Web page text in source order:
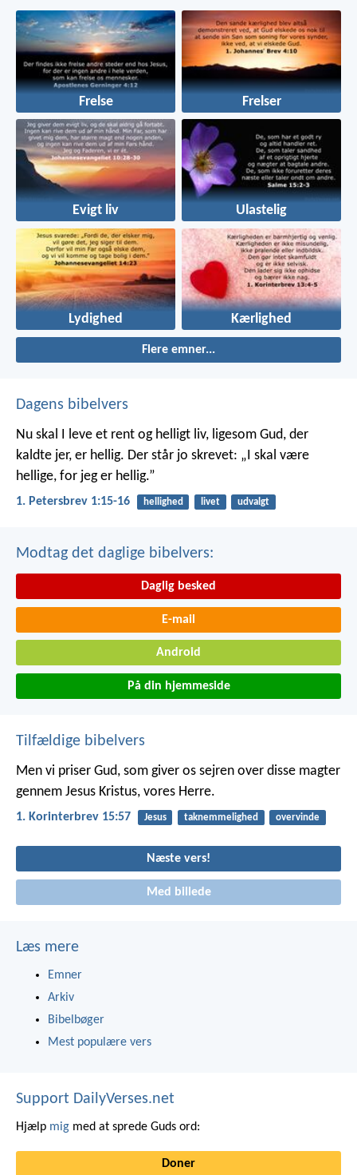
Frelse Frelser
Evigt liv Ulastelig
Lydighed Kærlighed
Flere emner...
Dagens bibelvers
Nu skal I leve et rent og helligt liv, ligesom Gud, der
kaldte jer, er hellig. Der står jo skrevet: „I skal være
hellige, for jeg er hellig.”
1. Petersbrev 1:15-16 hellighed livet udvalgt
Modtag det daglige bibelvers:
Daglig besked
E-mail
Android
På din hjemmeside
Tilfældige bibelvers
Men vi priser Gud, som giver os sejren over disse magter
gennem Jesus Kristus, vores Herre.
1. Korinterbrev 15:57 Jesus taknemmelighed overvinde
Næste vers!
Med billede
Læs mere
Emner
Arkiv
Bibelbøger
Mest populære vers
Support DailyVerses.net
Hjælp mig med at sprede Guds ord:
Doner